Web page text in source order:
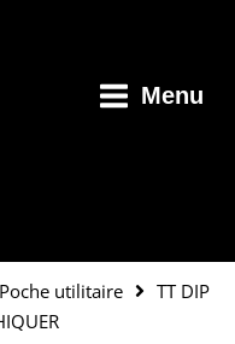
Menu
Poche utilitaire
TT DIP